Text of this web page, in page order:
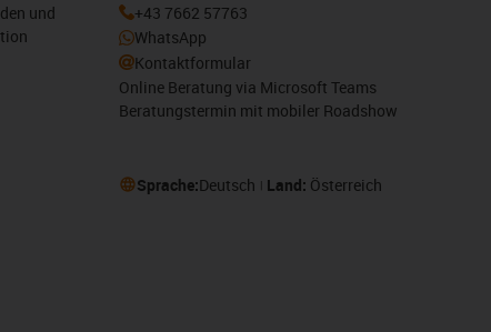
und
+43 7662 57763
WhatsApp
Kontaktformular
Online Beratung via Microsoft Teams
Beratungstermin mit mobiler Roadshow
Sprache:Deutsch Land: Österreich